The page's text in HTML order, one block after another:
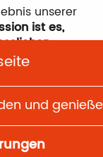
und
unserer
ist es,
unserer